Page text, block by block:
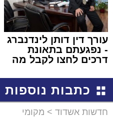
עורך דין דותן לינדנברג
- נפגעתם בתאונת
דרכים לחצו לקבל מה
כתבות נוספות
חדשות אשדוד > מקומי